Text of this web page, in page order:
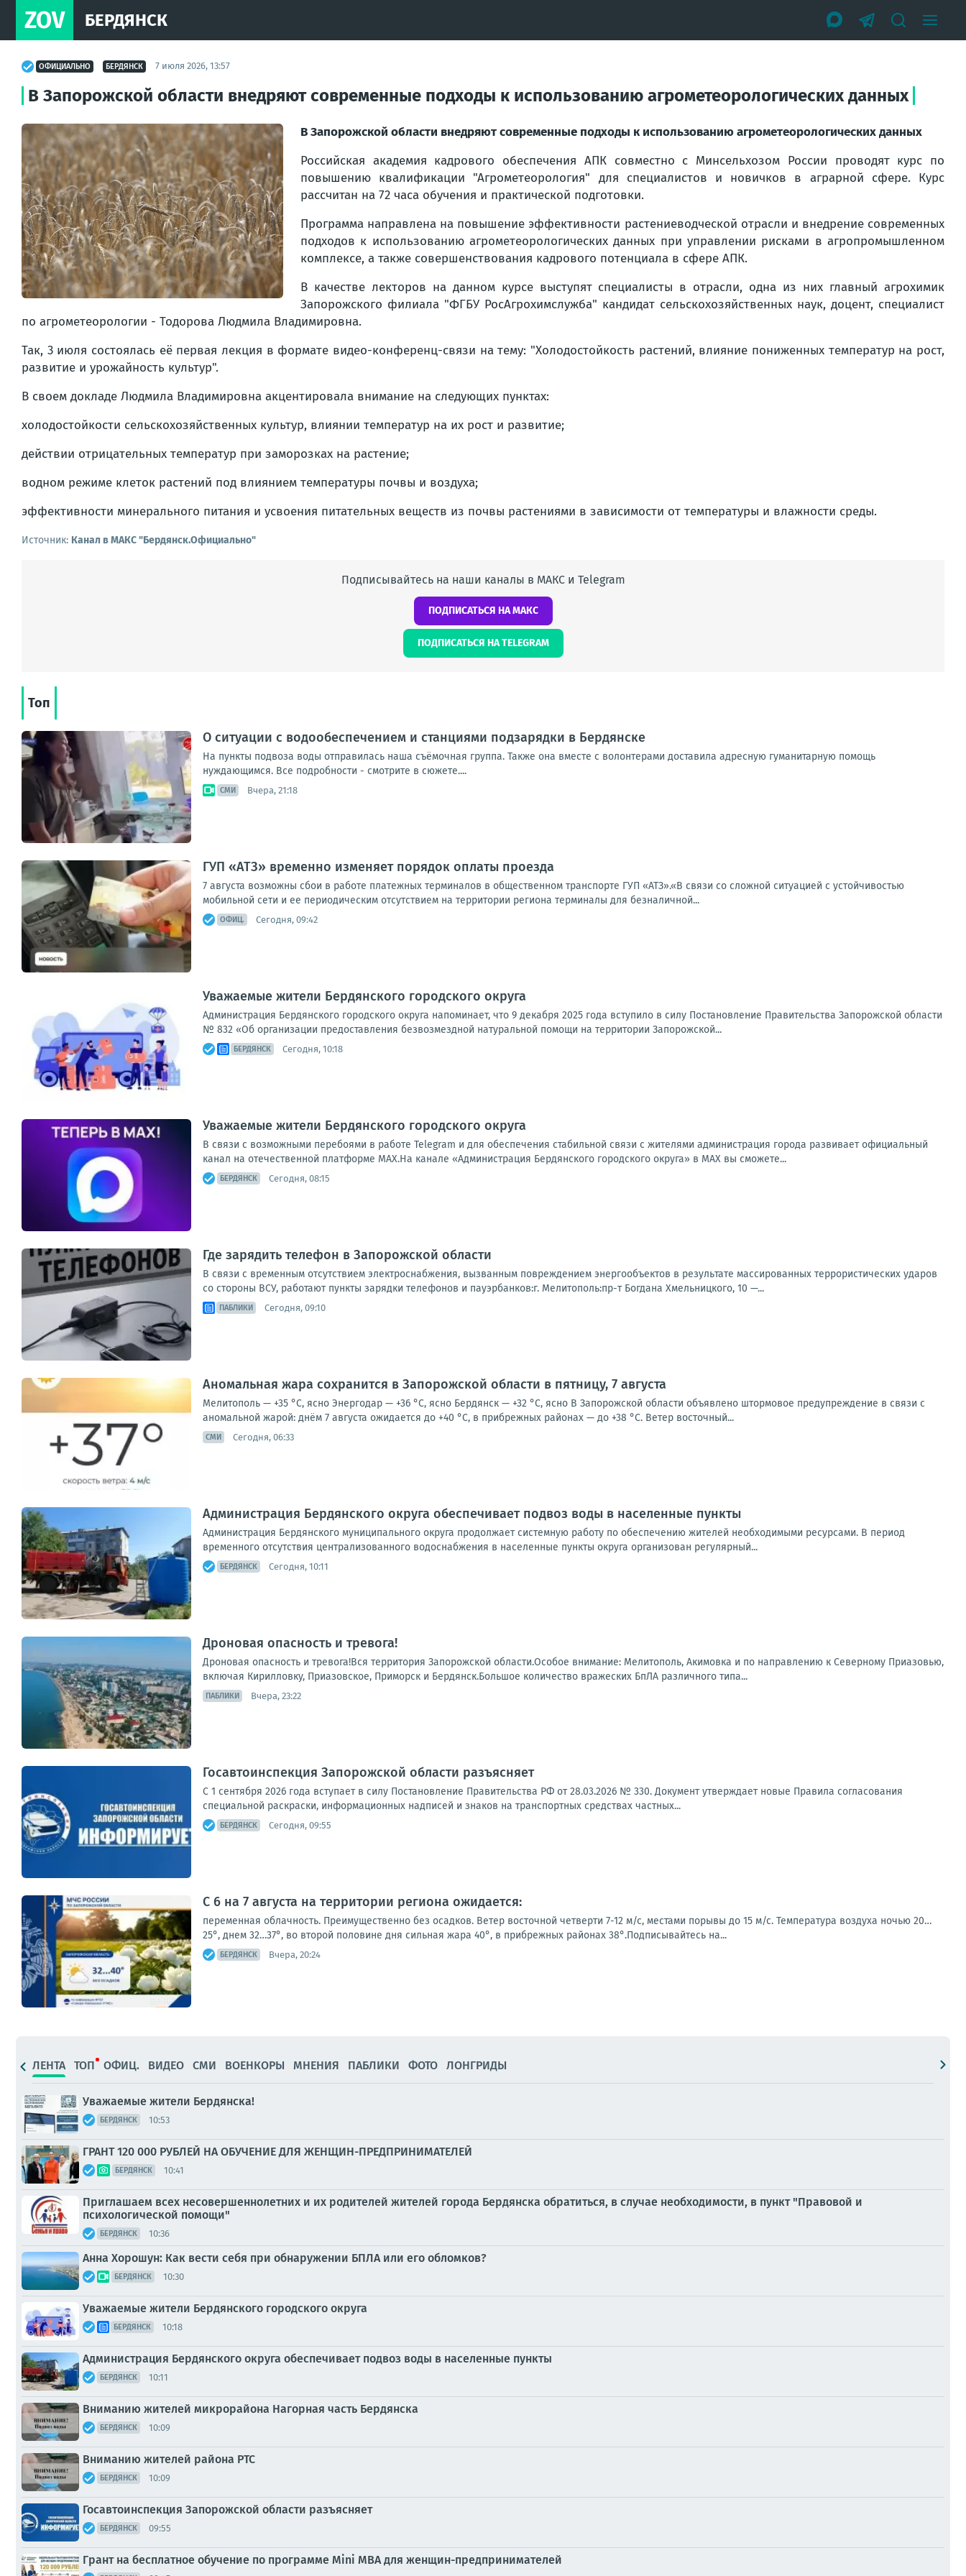
ZOV БЕРДЯНСК
ОФИЦИАЛЬНО БЕРДЯНСК 7 июля 2026, 13:57
В Запорожской области внедряют современные подходы к использованию агрометеорологических данных
В Запорожской области внедряют современные подходы к использованию агрометеорологических данных
Российская академия кадрового обеспечения АПК совместно с Минсельхозом России проводят курс по
повышению квалификации "Агрометеорология" для специалистов и новичков в аграрной сфере. Курс
рассчитан на 72 часа обучения и практической подготовки.
Программа направлена на повышение эффективности растениеводческой отрасли и внедрение современных
подходов к использованию агрометеорологических данных при управлении рисками в агропромышленном
комплексе, а также совершенствования кадрового потенциала в сфере АПК.
В качестве лекторов на данном курсе выступят специалисты в отрасли, одна из них главный агрохимик
Запорожского филиала "ФГБУ РосАгрохимслужба" кандидат сельскохозяйственных наук, доцент, специалист
по агрометеорологии - Тодорова Людмила Владимировна.
Так, 3 июля состоялась её первая лекция в формате видео-конференц-связи на тему: "Холодостойкость растений, влияние пониженных температур на рост,
развитие и урожайность культур".
В своем докладе Людмила Владимировна акцентировала внимание на следующих пунктах:
холодостойкости сельскохозяйственных культур, влиянии температур на их рост и развитие;
действии отрицательных температур при заморозках на растение;
водном режиме клеток растений под влиянием температуры почвы и воздуха;
эффективности минерального питания и усвоения питательных веществ из почвы растениями в зависимости от температуры и влажности среды.
Источник: Канал в МАКС "Бердянск.Официально"
Подписывайтесь на наши каналы в МАКС и Telegram
ПОДПИСАТЬСЯ НА МАКС
ПОДПИСАТЬСЯ НА TELEGRAM
Топ
О ситуации с водообеспечением и станциями подзарядки в Бердянске
На пункты подвоза воды отправилась наша съёмочная группа. Также она вместе с волонтерами доставила адресную гуманитарную помощь
нуждающимся. Все подробности - смотрите в сюжете....
СМИ Вчера, 21:18
ГУП «АТЗ» временно изменяет порядок оплаты проезда
7 августа возможны сбои в работе платежных терминалов в общественном транспорте ГУП «АТЗ».«В связи со сложной ситуацией с устойчивостью
мобильной сети и ее периодическим отсутствием на территории региона терминалы для безналичной...
ОФИЦ. Сегодня, 09:42
Уважаемые жители Бердянского городского округа
Администрация Бердянского городского округа напоминает, что 9 декабря 2025 года вступило в силу Постановление Правительства Запорожской области
№ 832 «Об организации предоставления безвозмездной натуральной помощи на территории Запорожской...
БЕРДЯНСК Сегодня, 10:18
Уважаемые жители Бердянского городского округа
В связи с возможными перебоями в работе Telegram и для обеспечения стабильной связи с жителями администрация города развивает официальный
канал на отечественной платформе MAX.На канале «Администрация Бердянского городского округа» в MAX вы сможете...
БЕРДЯНСК Сегодня, 08:15
Где зарядить телефон в Запорожской области
В связи с временным отсутствием электроснабжения, вызванным повреждением энергообъектов в результате массированных террористических ударов
со стороны ВСУ, работают пункты зарядки телефонов и пауэрбанков:г. Мелитополь:пр-т Богдана Хмельницкого, 10 —...
ПАБЛИКИ Сегодня, 09:10
Аномальная жара сохранится в Запорожской области в пятницу, 7 августа
Мелитополь — +35 °С, ясно Энергодар — +36 °С, ясно Бердянск — +32 °С, ясно В Запорожской области объявлено штормовое предупреждение в связи с
аномальной жарой: днём 7 августа ожидается до +40 °С, в прибрежных районах — до +38 °С. Ветер восточный...
СМИ Сегодня, 06:33
Администрация Бердянского округа обеспечивает подвоз воды в населенные пункты
Администрация Бердянского муниципального округа продолжает системную работу по обеспечению жителей необходимыми ресурсами. В период
временного отсутствия централизованного водоснабжения в населенные пункты округа организован регулярный...
БЕРДЯНСК Сегодня, 10:11
Дроновая опасность и тревога!
Дроновая опасность и тревога!Вся территория Запорожской области.Особое внимание: Мелитополь, Акимовка и по направлению к Северному Приазовью,
включая Кирилловку, Приазовское, Приморск и Бердянск.Большое количество вражеских БпЛА различного типа...
ПАБЛИКИ Вчера, 23:22
Госавтоинспекция Запорожской области разъясняет
С 1 сентября 2026 года вступает в силу Постановление Правительства РФ от 28.03.2026 № 330. Документ утверждает новые Правила согласования
специальной раскраски, информационных надписей и знаков на транспортных средствах частных...
БЕРДЯНСК Сегодня, 09:55
С 6 на 7 августа на территории региона ожидается:
переменная облачность. Преимущественно без осадков. Ветер восточной четверти 7-12 м/с, местами порывы до 15 м/с. Температура воздуха ночью 20…
25°, днем 32…37°, во второй половине дня сильная жара 40°, в прибрежных районах 38°.Подписывайтесь на...
БЕРДЯНСК Вчера, 20:24
ЛЕНТА ТОП ОФИЦ. ВИДЕО СМИ ВОЕНКОРЫ МНЕНИЯ ПАБЛИКИ ФОТО ЛОНГРИДЫ
Уважаемые жители Бердянска!
БЕРДЯНСК 10:53
ГРАНТ 120 000 РУБЛЕЙ НА ОБУЧЕНИЕ ДЛЯ ЖЕНЩИН-ПРЕДПРИНИМАТЕЛЕЙ
БЕРДЯНСК 10:41
Приглашаем всех несовершеннолетних и их родителей жителей города Бердянска обратиться, в случае необходимости, в пункт "Правовой и
психологической помощи"
БЕРДЯНСК 10:36
Анна Хорошун: Как вести себя при обнаружении БПЛА или его обломков?
БЕРДЯНСК 10:30
Уважаемые жители Бердянского городского округа
БЕРДЯНСК 10:18
Администрация Бердянского округа обеспечивает подвоз воды в населенные пункты
БЕРДЯНСК 10:11
Вниманию жителей микрорайона Нагорная часть Бердянска
БЕРДЯНСК 10:09
Вниманию жителей района РТС
БЕРДЯНСК 10:09
Госавтоинспекция Запорожской области разъясняет
БЕРДЯНСК 09:55
Грант на бесплатное обучение по программе Mini MBA для женщин-предпринимателей